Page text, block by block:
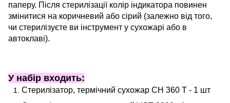
паперу. Після стерилізації колір індикатора повинен
змінитися на коричневий або сірий (залежно від того,
чи стерилізуєте ви інструмент у сухожарі або в
автоклаві).
У набір входить:
Стерилізатор, термічний сухожар CH 360 T - 1 шт